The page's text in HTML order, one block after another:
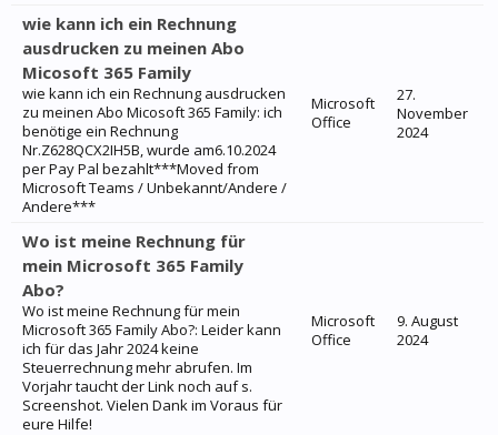
wie kann ich ein Rechnung
ausdrucken zu meinen Abo
Micosoft 365 Family
wie kann ich ein Rechnung ausdrucken
zu meinen Abo Micosoft 365 Family: ich
benötige ein Rechnung
Nr.Z628QCX2IH5B, wurde am6.10.2024
per Pay Pal bezahlt***Moved from
Microsoft Teams / Unbekannt/Andere /
Andere***
Microsoft
Office
27.
November
2024
Wo ist meine Rechnung für
mein Microsoft 365 Family
Abo?
Wo ist meine Rechnung für mein
Microsoft 365 Family Abo?: Leider kann
ich für das Jahr 2024 keine
Steuerrechnung mehr abrufen. Im
Vorjahr taucht der Link noch auf s.
Screenshot. Vielen Dank im Voraus für
eure Hilfe!
Microsoft
Office
9. August
2024